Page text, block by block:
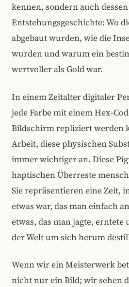
kennen, sondern auch dessen
Entstehungsgeschichte: Wo
abgebaut wurden, wie die
wurden und warum ein
wertvoller als Gold war.
In einem Zeitalter digitaler
jede Farbe mit einem Hex-
Bildschirm repliziert werden
Arbeit, diese physischen
immer wichtiger an. Diese
haptischen Überreste
Sie repräsentieren eine Zeit,
etwas war, das man einfach
etwas, das man jagte, erntete
der Welt um sich herum
Wenn wir ein Meisterwerk
nicht nur ein Bild; wir sehen